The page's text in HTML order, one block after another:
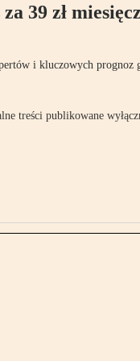
39 zł
i kluczowych prognoz
treści publikowane